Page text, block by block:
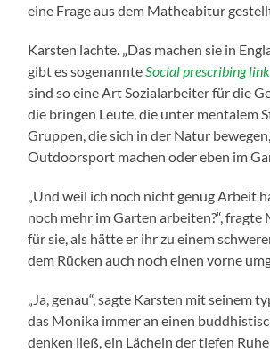
eine Frage aus dem Matheabitur
Karsten lachte. „Das machen sie in
gibt es sogenannteSocial prescribing
sind so eine Art Sozialarbeiter für die
die bringen Leute, die unter mentalem
Gruppen, die sich in der Natur
Outdoorsport machen oder eben im
„Und weil ich noch nicht genug Arbeit
noch mehr im Garten arbeiten?“, fragte
für sie, als hätte er ihr zu einem
dem Rücken auch noch einen vorne
„Ja, genau“, sagte Karsten mit seinem
das Monika immer an einen
denken ließ, ein Lächeln der tiefen